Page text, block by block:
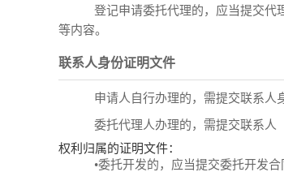
登记申请委托代理的，应当提交代
等内容。
联系人身份证明文件
申请人自行办理的，需提交联系人
委托代理人办理的，需提交联系人
权利归属的证明文件：
•委托开发的，应当提交委托开发合